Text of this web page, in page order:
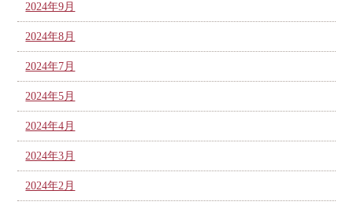
2024年9月
2024年8月
2024年7月
2024年5月
2024年4月
2024年3月
2024年2月